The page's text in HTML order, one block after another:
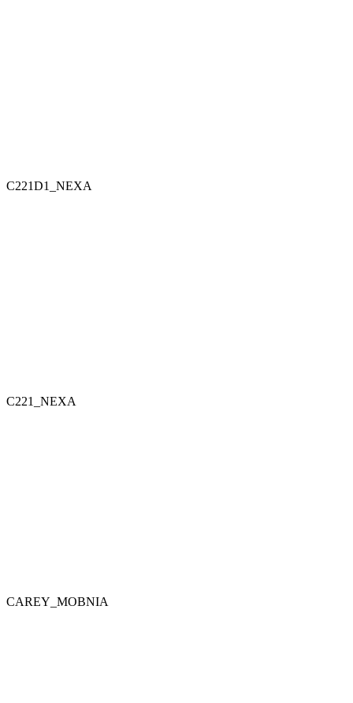
C221D1_NEXA
C221_NEXA
CAREY_MOBNIA